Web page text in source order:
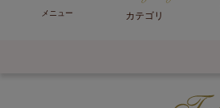
メニュー カテゴリ